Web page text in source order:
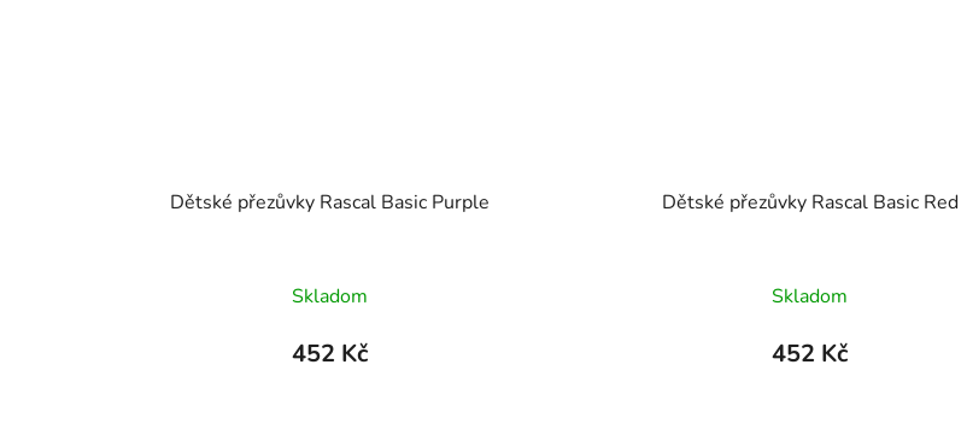
Dětské přezůvky Rascal Basic Purple
Skladom
452 Kč
Dětské přezůvky Rascal Basic Red
Skladom
452 Kč